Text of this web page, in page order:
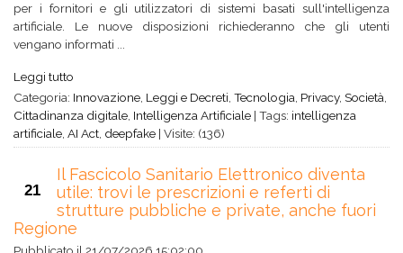
per i fornitori e gli utilizzatori di sistemi basati sull'intelligenza
artificiale. Le nuove disposizioni richiederanno che gli utenti
vengano informati ...
Leggi tutto
Categoria: Innovazione Leggi e Decreti Tecnologia Privacy, Società
Cittadinanza digitale Intelligenza Artificiale | Tags: intelligenza
artificiale AI Act deepfake | Visite: (136)
21
Il Fascicolo Sanitario Elettronico diventa
utile: trovi le prescrizioni e referti di
strutture pubbliche e private, anche fuori
Regione